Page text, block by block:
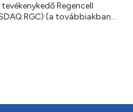
Regencell
(a továbbiakban
figyelemhiányos
Hyperactivity Disorder {a
sp...